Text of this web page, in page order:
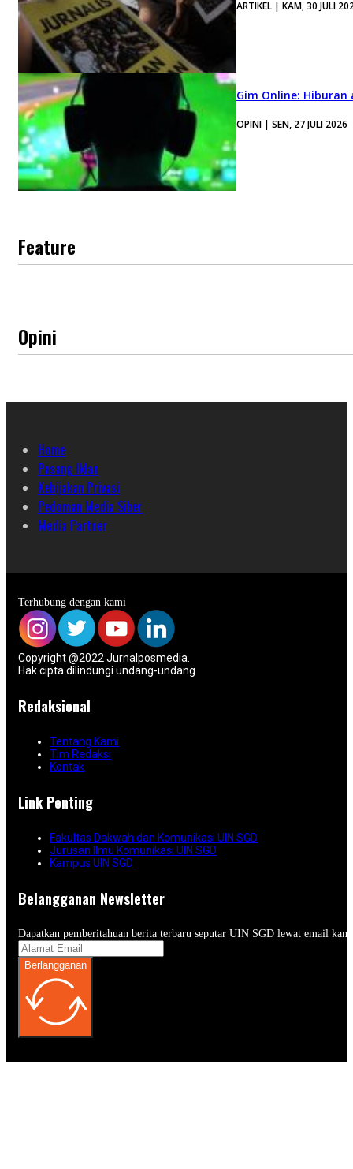
ARTIKEL | KAM, 30 JULI
Gim Online:
OPINI | SEN, 27 JULI 2026
Feature
Opini
Home
Pasang Iklan
Kebijakan Privasi
Pedoman Media Siber
Media Partner
Terhubung dengan kami
Copyright @2022 Jurnalposmedia.
Hak cipta dilindungi undang-undang
Redaksional
Tentang Kami
Tim Redaksi
Kontak
Link Penting
Fakultas Dakwah dan Komunikasi UIN SGD
Jurusan Ilmu Komunikasi UIN SGD
Kampus UIN SGD
Belangganan Newsletter
Dapatkan pemberitahuan berita terbaru seputar UIN SGD lewat email
Berlangganan